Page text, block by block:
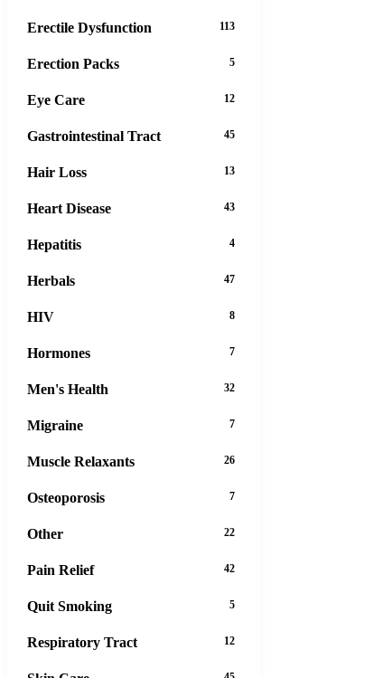
Erectile Dysfunction 113
Erection Packs 5
Eye Care 12
Gastrointestinal Tract 45
Hair Loss 13
Heart Disease 43
Hepatitis 4
Herbals 47
HIV 8
Hormones 7
Men's Health 32
Migraine 7
Muscle Relaxants 26
Osteoporosis 7
Other 22
Pain Relief 42
Quit Smoking 5
Respiratory Tract 12